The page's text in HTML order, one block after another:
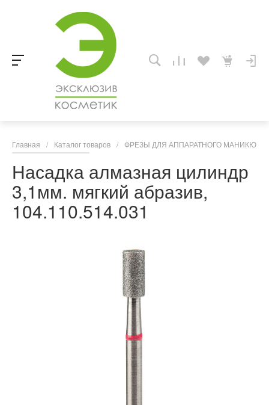
Главная / Каталог товаров / ФРЕЗЫ ДЛЯ АППАРАТНОГО
Насадка алмазная цилиндр
3,1мм. мягкий абразив,
104.110.514.031